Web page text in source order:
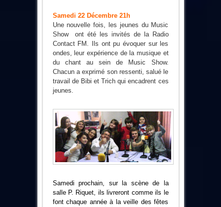
Show
+
images
Samedi 22 Décembre 21h
Une nouvelle fois, les jeunes du Music
Show ont été les invités de la Radio
Contact FM. Ils ont pu évoquer sur les
ondes, leur expérience de la musique et
du chant au sein de Music Show.
Chacun a exprimé son ressenti, salué le
travail de Bibi et Trich qui encadrent ces
jeunes.
Samedi prochain, sur la scène de la
salle P. Riquet, ils livreront comme ils le
font chaque année à la veille des fêtes